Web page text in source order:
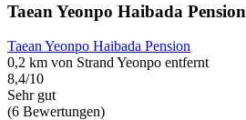
Taean Yeonpo Haibada Pension
Taean Yeonpo Haibada Pension
0,2 km von Strand Yeonpo entfernt
8,4/10
Sehr gut
(6 Bewertungen)